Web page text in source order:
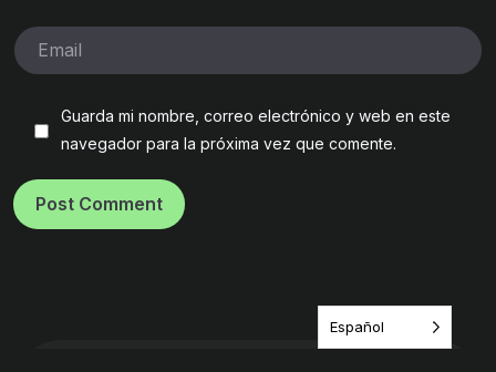
Guarda mi nombre, correo electrónico y web en este
navegador para la próxima vez que comente.
Post Comment
Español